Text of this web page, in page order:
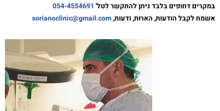
במקרים דחופים בלבד ניתן להתקשר לטל' 054-4554691
אשמח לקבל הודעות, הארות, ודעות,sorianoclinic@gmail.com